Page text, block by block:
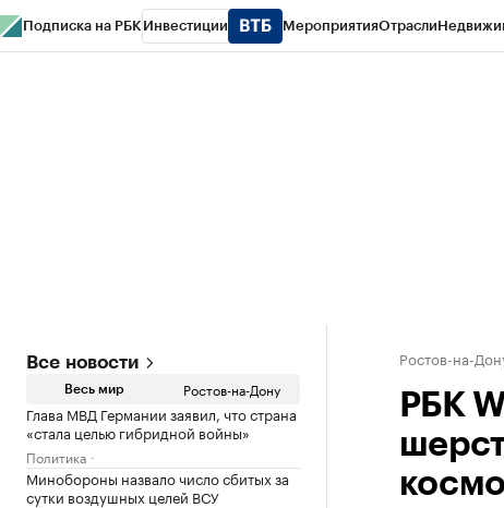
Подписка на РБК Инвестиции МероприятияОтрасли
Все новости
Весь мир Ростов-на-Дону
Глава МВД Германии заявил, что страна
«стала целью гибридной войны»
Политика
Минобороны назвало число сбитых за
сутки воздушных целей ВСУ
Ростов-на-
РБК